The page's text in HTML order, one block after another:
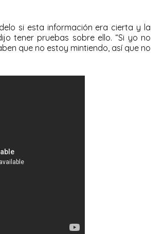
si esta información era cierta y la
tener pruebas sobre ello. “Si yo no
que no estoy mintiendo, así que no